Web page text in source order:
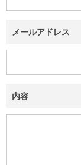
メールアドレス
内容